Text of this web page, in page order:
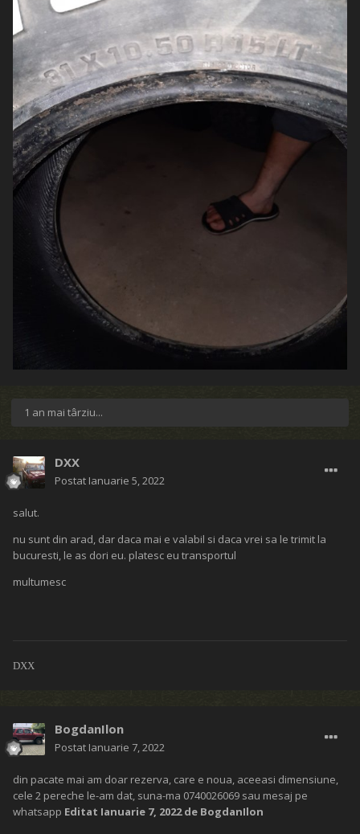
1 an mai târziu...
DXX
Postat Ianuarie 5, 2022
salut.
nu sunt din arad, dar daca mai e valabil si daca vrei sa le trimit la
bucuresti, le as dori eu. platesc eu transportul
multumesc
DXX
BogdanIlon
Postat Ianuarie 7, 2022
din pacate mai am doar rezerva, care e noua, aceeasi dimensiune,
cele 2 pereche le-am dat, suna-ma 0740026069 sau mesaj pe
whatsapp Editat Ianuarie 7, 2022de BogdanIlon